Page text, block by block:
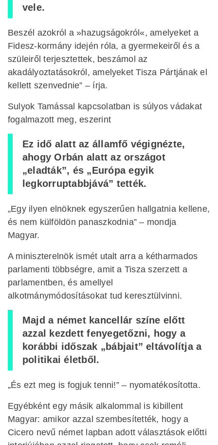
vele.
Beszél azokról a »hazugságokról«, amelyeket a
Fidesz-kormány idején róla, a gyermekeiről és a
szüleiről terjesztettek, beszámol az
akadályoztatásokról, amelyeket Tisza Pártjának el
kellett szenvednie” – írja.
Sulyok Tamással kapcsolatban is súlyos vádakat
fogalmazott meg, eszerint
Ez idő alatt az államfő végignézte,
ahogy Orbán alatt az országot
„eladták”, és „Európa egyik
legkorruptabbjává” tették.
„Egy ilyen elnöknek egyszerűen hallgatnia kellene,
és nem külföldön panaszkodnia” – mondja
Magyar.
A miniszterelnök ismét utalt arra a kétharmados
parlamenti többségre, amit a Tisza szerzett a
parlamentben, és amellyel
alkotmánymódosításokat tud keresztülvinni.
Majd a német kancellár színe előtt
azzal kezdett fenyegetőzni, hogy a
korábbi időszak „bábjait” eltávolítja a
politikai életből.
„És ezt meg is fogjuk tenni!” – nyomatékosította.
Egyébként egy másik alkalommal is kibillent
Magyar: amikor azzal szembesítették, hogy a
Cicero nevű német lapban adott választások előtti